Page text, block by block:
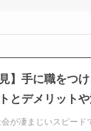
見】手に職をつ
とデメリット
が凄まじいスピード